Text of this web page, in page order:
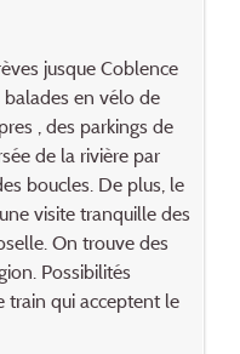
jusque Coblence
en vélo de
, des parkings de
de la rivière par
boucles. De plus, le
visite tranquille des
On trouve des
Possibilités
train qui acceptent le